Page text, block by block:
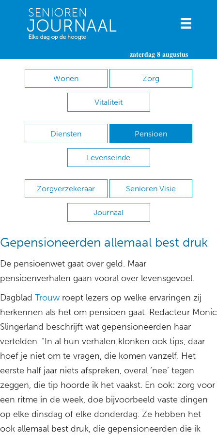
zaterdag 8 augustus
Wonen Zorg
Vitaliteit
Diensten Pensioen
Levenseinde
Zorgverzekeraar Senioren Visie
Journaal
Gepensioneerden allemaal best druk
De pensioenwet gaat over geld. Maar
pensioenverhalen gaan vooral over levensgevoel.
Dagblad Trouw roept lezers op welke ervaringen zij
herkennen als het om pensioen gaat. Redacteur Monic
Slingerland beschrijft wat gepensioneerden haar
vertelden. “In al hun verhalen klonken ook tips, daar
hoef je niet om te vragen, die komen vanzelf. Het
eerste half jaar niets afspreken, overal ‘nee’ tegen
zeggen, die tip hoorde ik het vaakst. En ook: zorg voor
een ritme in de week, doe bijvoorbeeld vaste dingen
op elke dinsdag of elke donderdag. Ze hebben het
ook allemaal best druk, die gepensioneerden die ik